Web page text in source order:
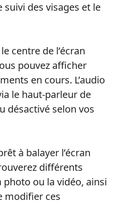
des visages et le
centre de l’écran
pouvez afficher
en cours. L’audio
le haut-parleur de
désactivé selon vos
à balayer l’écran
différents
ou la vidéo, ainsi
modifier ces